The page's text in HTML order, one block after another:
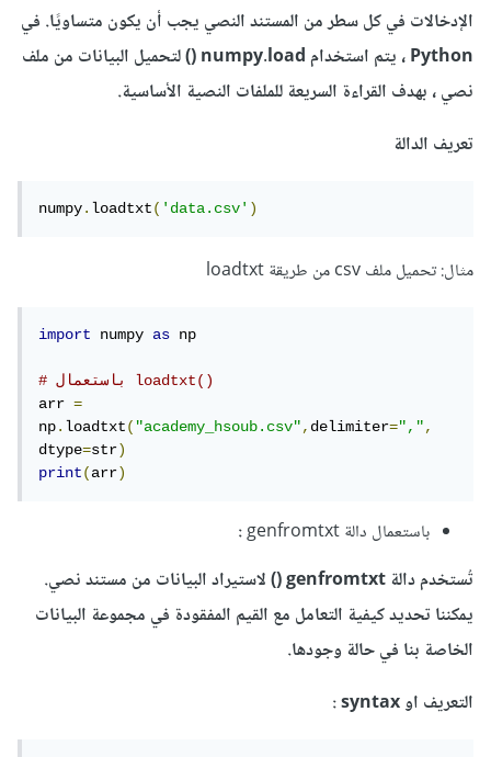
الإدخالات في كل سطر من المستند النصي يجب أن يكون متساويًا. في
Python ، يتم استخدام numpy.load () لتحميل البيانات من ملف
نصي ، بهدف القراءة السريعة للملفات النصية الأساسية.
تعريف الدالة
numpy.loadtxt('data.csv')
مثال: تحميل ملف csv من طريقة loadtxt
import numpy as np
# باستعمال loadtxt()
arr =
np.loadtxt("academy_hsoub.csv",delimiter=",",
dtype=str)
print(arr)
باستعمال دالة genfromtxt
تُستخدم دالة genfromtxt () لاستيراد البيانات من مستند نصي.
يمكننا تحديد كيفية التعامل مع القيم المفقودة في مجموعة البيانات
الخاصة بنا في حالة وجودها.
التعريف او syntax :